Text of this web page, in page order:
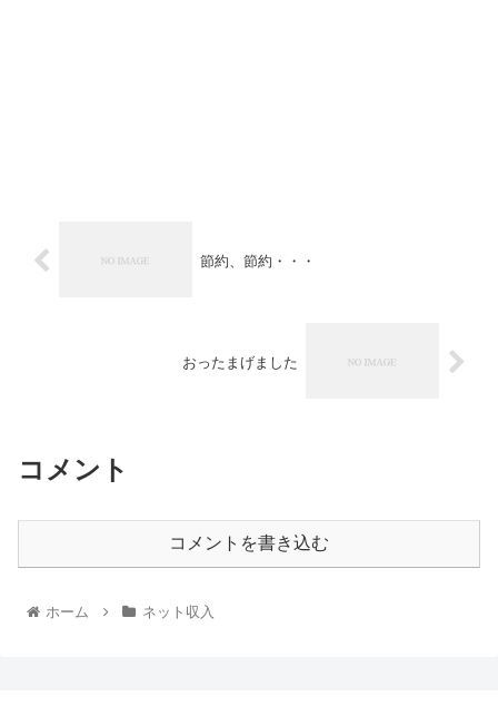
節約、節約・・・
おったまげました
コメント
コメントを書き込む
ホーム ネット収入